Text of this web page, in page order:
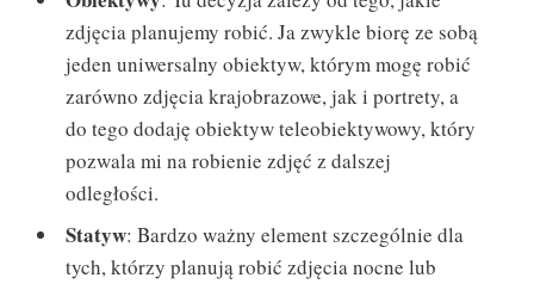
zdjęcia planujemy robić. Ja zwykle biorę ze sobą
jeden uniwersalny obiektyw, którym mogę robić
zarówno zdjęcia krajobrazowe, jak i portrety, a
do tego dodaję obiektyw teleobiektywowy, który
pozwala mi na robienie zdjęć z dalszej
odległości.
Statyw: Bardzo ważny element szczególnie dla
tych, którzy planują robić zdjęcia nocne lub